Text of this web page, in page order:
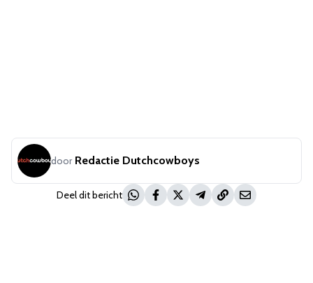
door Redactie Dutchcowboys
Deel dit bericht